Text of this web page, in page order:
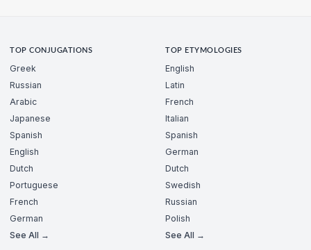
TOP CONJUGATIONS
Greek
Russian
Arabic
Japanese
Spanish
English
Dutch
Portuguese
French
German
See All →
TOP ETYMOLOGIES
English
Latin
French
Italian
Spanish
German
Dutch
Swedish
Russian
Polish
See All →